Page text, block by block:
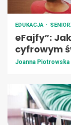
EDUKACJA
eFajfy”:
cyfrowym
Joanna Piotrowska